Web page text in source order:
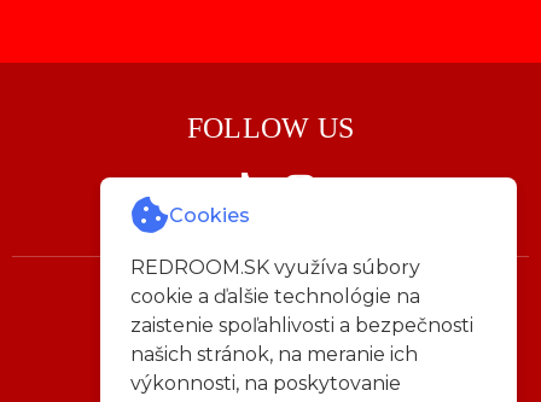
Cookies
REDROOM.SK využíva súbory
cookie a ďalšie technológie na
zaistenie spoľahlivosti a bezpečnosti
našich stránok, na meranie ich
výkonnosti, na poskytovanie
FOLLOW US
Napíš nám:
info@redroom.sk